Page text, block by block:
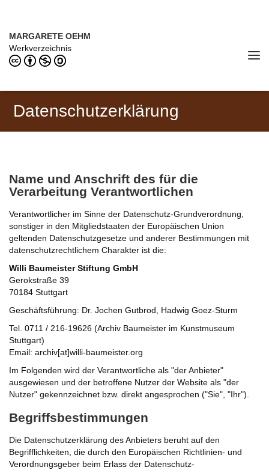
MARGARETE OEHM
Werkverzeichnis
Datenschutzerklärung
Name und Anschrift des für die
Verarbeitung Verantwortlichen
Verantwortlicher im Sinne der Datenschutz-Grundverordnung,
sonstiger in den Mitgliedstaaten der Europäischen Union
geltenden Datenschutzgesetze und anderer Bestimmungen mit
datenschutzrechtlichem Charakter ist die:
Willi Baumeister Stiftung GmbH
Gerokstraße 39
70184 Stuttgart
Geschäftsführung: Dr. Jochen Gutbrod, Hadwig Goez-Sturm
Tel. 0711 / 216-19626 (Archiv Baumeister im Kunstmuseum
Stuttgart)
Email: archiv[at]willi-baumeister.org
Im Folgenden wird der Verantwortliche als "der Anbieter"
ausgewiesen und der betroffene Nutzer der Website als "der
Nutzer" gekennzeichnet bzw. direkt angesprochen ("Sie", "Ihr").
Begriffsbestimmungen
Die Datenschutzerklärung des Anbieters beruht auf den
Begrifflichkeiten, die durch den Europäischen Richtlinien- und
Verordnungsgeber beim Erlass der Datenschutz-